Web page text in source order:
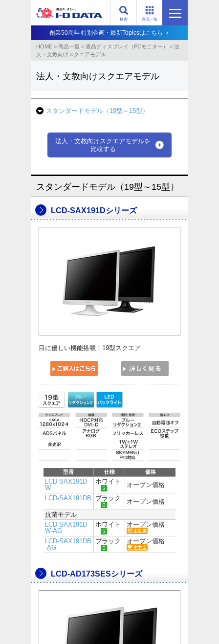
商品一覧
検索
創業50周年 特別企画・最新Topicsはこちら ＞
HOME > 商品一覧 > 液晶ディスプレイ（PCモニター） > 法
人・文教向けスクエアモデル
法人・文教向けスクエアモデル
スタンダードモデル（19型～15型）
法人・文教向けスクエアモデルを
比較する
スタンダードモデル（19型～15型）
LCD-SAX191Dシリーズ
目に優しい機能搭載！19型スクエア
型番 仕様 価格
LCD-SAX191D
W
ホワイト
オープン価格
LCD-SAX191DB
ブラック
オープン価格
抗菌モデル
LCD-SAX191D
W-AG
ホワイト オープン価格
LCD-SAX191DB
-AG
ブラック オープン価格
LCD-AD173SESシリーズ